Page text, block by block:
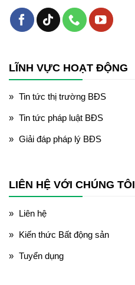
LĨNH VỰC HOẠT ĐỘNG
Tin tức thị trường BĐS
Tin tức pháp luật BĐS
Giải đáp pháp lý BĐS
LIÊN HỆ VỚI CHÚNG TÔI
Liên hệ
Kiến thức Bất động sản
Tuyển dụng